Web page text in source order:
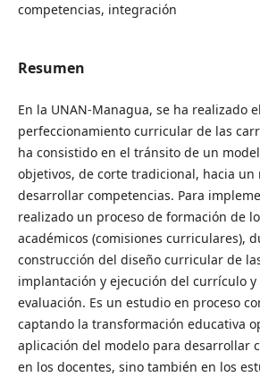
competencias, integración
Resumen
En la UNAN-Managua, se ha realizado
perfeccionamiento curricular de las
ha consistido en el tránsito de un
objetivos, de corte tradicional, hacia un
desarrollar competencias. Para
realizado un proceso de formación de
académicos (comisiones curriculares),
construcción del diseño curricular de
implantación y ejecución del currículo
evaluación. Es un estudio en proceso
captando la transformación educativa
aplicación del modelo para desarrollar
en los docentes, sino también en los